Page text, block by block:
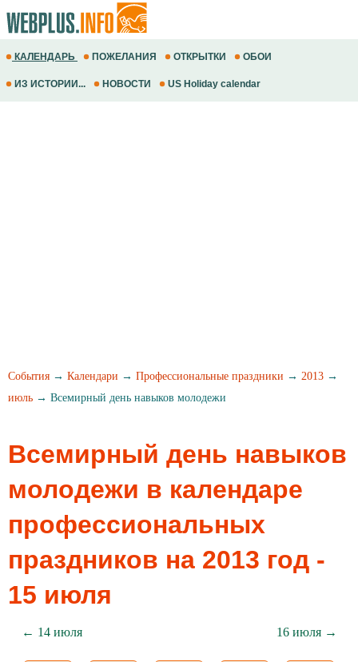
КАЛЕНДАРЬ ПОЖЕЛАНИЯ ОТКРЫТКИ ОБОИ
ИЗ ИСТОРИИ... НОВОСТИ US Holiday calendar
События → Календари → Профессиональные праздники → 2013 →
июль → Всемирный день навыков молодежи
Всемирный день навыков
молодежи в календаре
профессиональных
праздников на 2013 год -
15 июля
← 14 июля 16 июля →